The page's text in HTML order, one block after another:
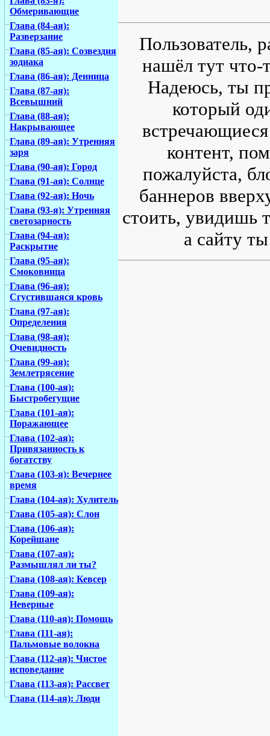
Обмеривающие
Глава (84-ая):
Разверзание
Глава (85-ая): Созвездия
зодиака
Глава (86-ая): Денница
Глава (87-ая):
Всевышний
Глава (88-ая):
Накрывающее
Глава (89-ая): Утренняя
заря
Глава (90-ая): Город
Глава (91-ая): Солнце
Глава (92-ая): Ночь
Глава (93-я): Утренняя
светозарность
Глава (94-ая):
Раскрытие
Глава (95-ая):
Смоковница
Глава (96-ая):
Сгустившаяся кровь
Глава (97-ая):
Определения
Глава (98-ая):
Очевидность
Глава (99-ая):
Землетрясение
Глава (100-ая):
Быстробегущие
Глава (101-ая):
Поражающее
Глава (102-ая):
Привязанность к
богатству
Глава (103-я): Вечернее
время
Глава (104-ая): Хулитель
Глава (105-ая): Слон
Глава (106-ая):
Корейшане
Глава (107-ая):
Размышлял ли ты?
Глава (108-ая): Кевсер
Глава (109-ая):
Неверные
Глава (110-ая): Помощь
Глава (111-ая):
Пальмовые волокна
Глава (112-ая): Чистое
исповедание
Глава (113-ая): Рассвет
Глава (114-ая): Люди
Пользователь,
нашёл тут что-
Надеюсь, ты
который
контент,
пожалуйста,
баннеров
стоить, увидишь
а сайту